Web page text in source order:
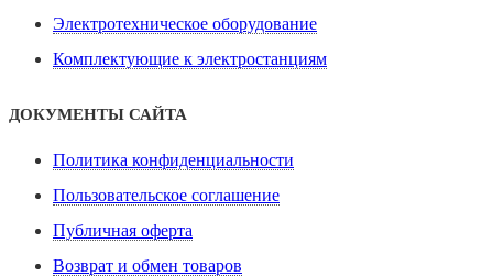
Электротехническое оборудование
Комплектующие к электростанциям
ДОКУМЕНТЫ САЙТА
Политика конфиденциальности
Пользовательское соглашение
Публичная оферта
Возврат и обмен товаров